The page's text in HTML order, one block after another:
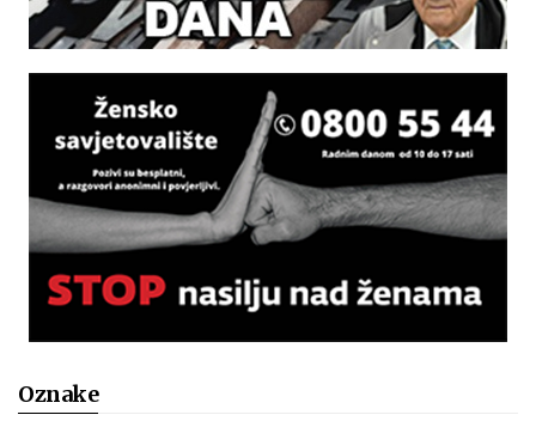
Oznake